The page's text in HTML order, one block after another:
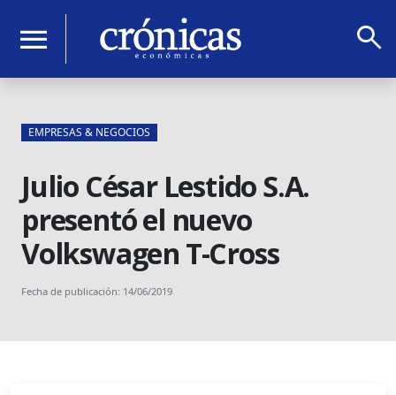
menu search
EMPRESAS & NEGOCIOS
Julio César Lestido S.A.
presentó el nuevo
Volkswagen T-Cross
Fecha de publicación: 14/06/2019